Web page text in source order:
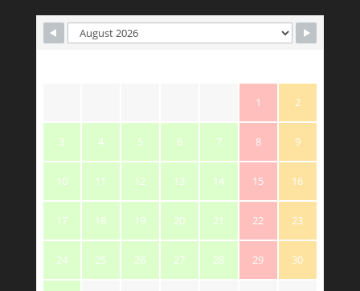
1 2
3 4 5 6 7 8 9
10 11 12 13 14 15 16
17 18 19 20 21 22 23
24 25 26 27 28 29 30